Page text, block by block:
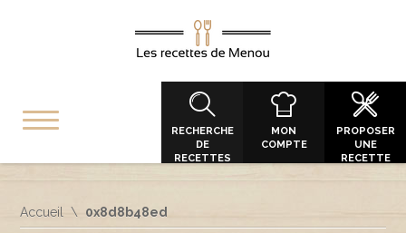
RECHERCHE
DE
RECETTES
MON
COMPTE
PROPOSER
UNE
RECETTE
Accueil 0x8d8b48ed